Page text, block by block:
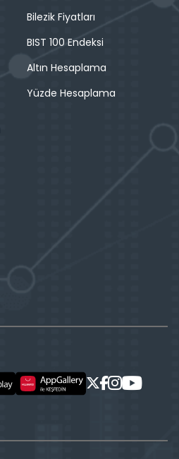
Bilezik Fiyatları
BIST 100 Endeksi
Altın Hesaplama
Yüzde Hesaplama